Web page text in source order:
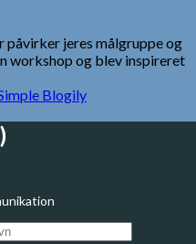
påvirker jeres målgruppe og
workshop og blev inspireret
Blogily